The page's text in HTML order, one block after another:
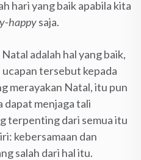
hari yang baik apabila kita
happysaja.
adalah hal yang baik,
tersebut kepada
merayakan Natal, itu pun
dapat menjaga tali
terpenting dari semua itu
kebersamaan dan
salah dari hal itu.